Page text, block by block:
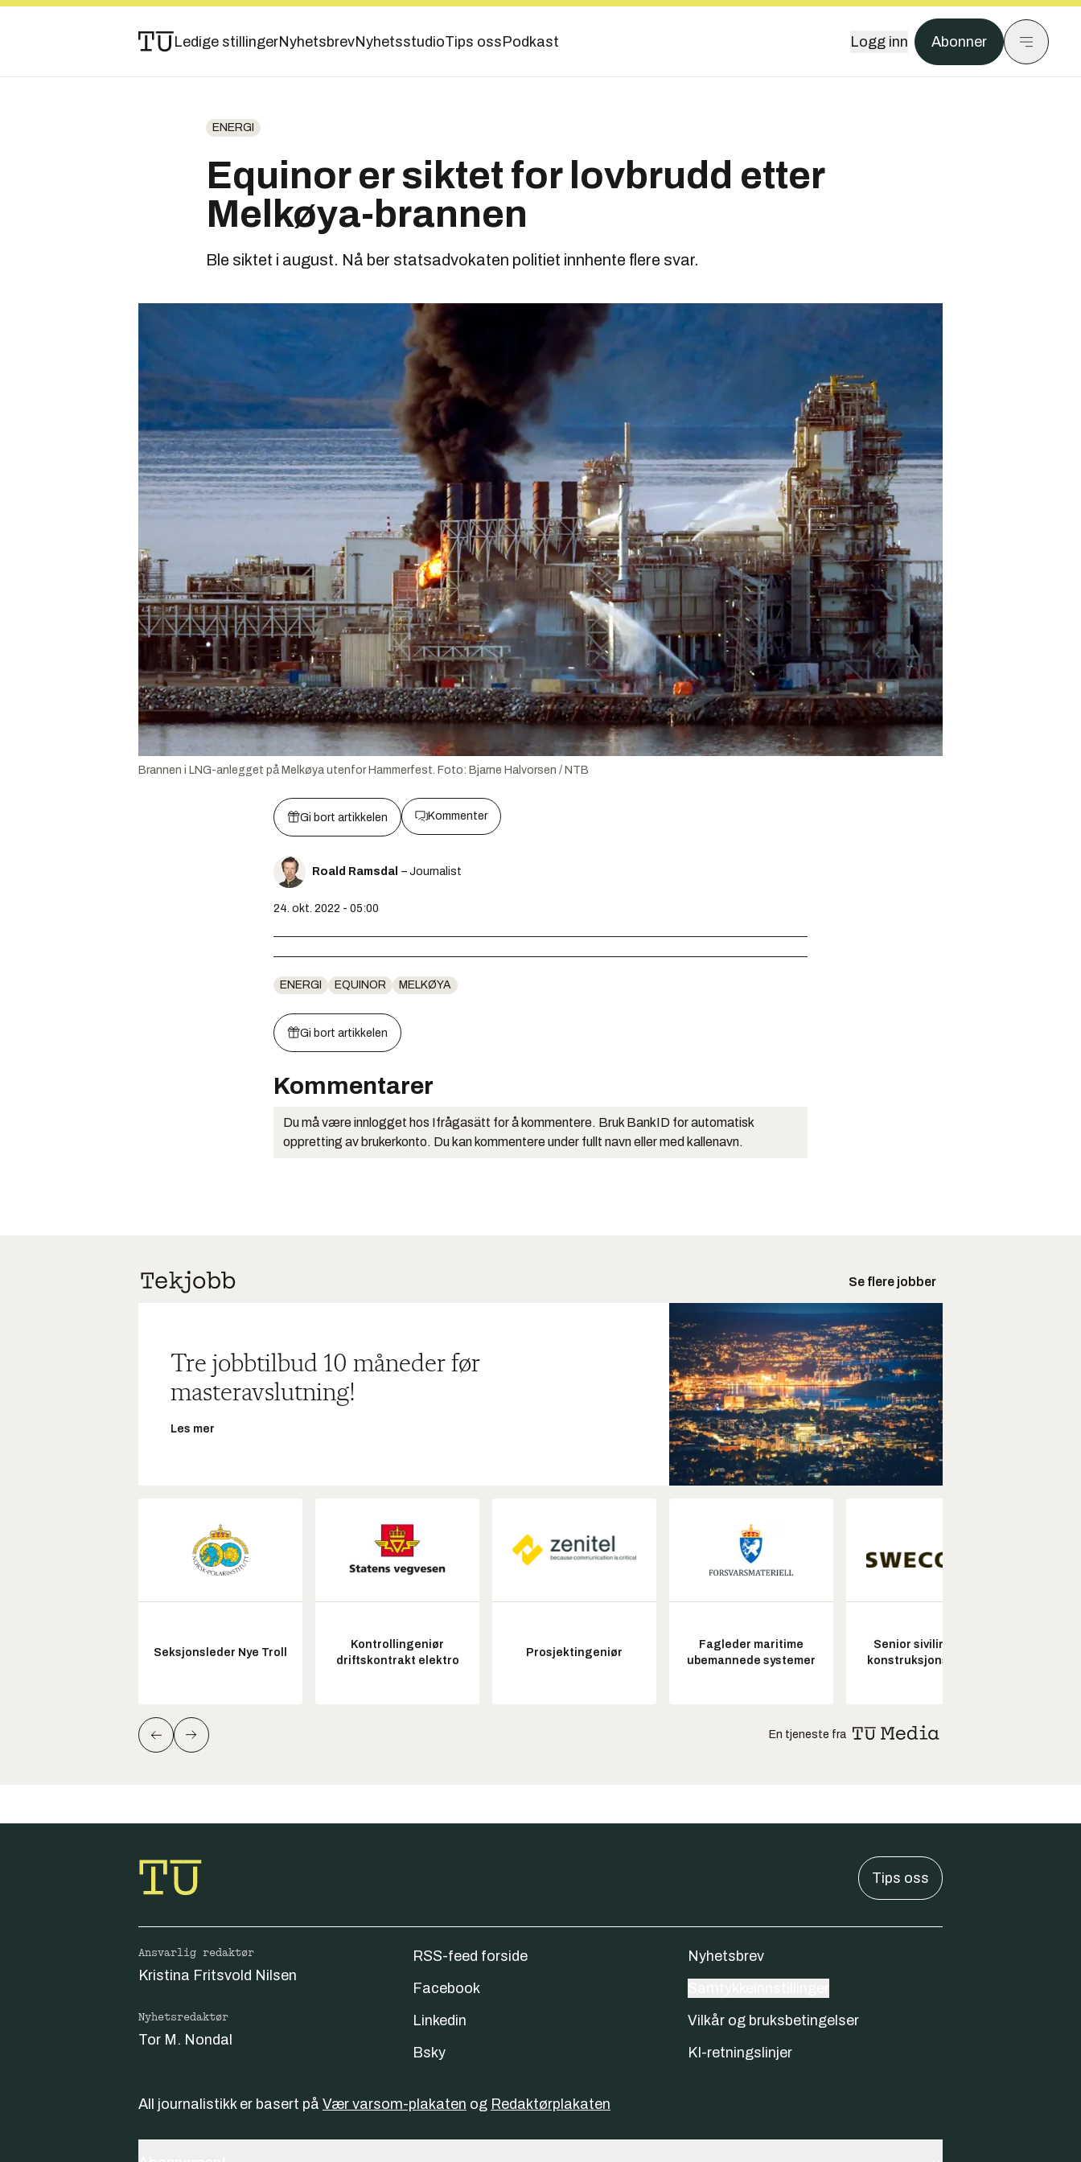
Ledige stillingerNyhetsbrevNyhetsstudioTips oss Podkast Logg inn Abonner
ENERGI
Equinor er siktet for lovbrudd etter
Melkøya-brannen
Ble siktet i august. Nå ber statsadvokaten politiet innhente flere svar.
Brannen i LNG-anlegget på Melkøya utenfor Hammerfest. Foto: Bjarne Halvorsen / NTB
Gi bort artikkelen Kommenter
Roald Ramsdal – Journalist
24. okt. 2022 - 05:00
ENERGI EQUINOR MELKØYA
Gi bort artikkelen
Kommentarer
Du må være innlogget hos Ifrågasätt for å kommentere. Bruk BankID for automatisk
oppretting av brukerkonto. Du kan kommentere under fullt navn eller med kallenavn.
Se flere jobber
Tre jobbtilbud 10 måneder før
masteravslutning!
Les mer
Seksjonsleder Nye Troll
Kontrollingeniør
driftskontrakt elektro
Prosjektingeniør
Fagleder maritime
ubemannede systemer
Senior sivilingeniør
konstruksjonsteknikk
En tjeneste fra
Tips oss
Ansvarlig redaktør
Kristina Fritsvold Nilsen
Nyhetsredaktør
Tor M. Nondal
RSS-feed forside
Facebook
Linkedin
Bsky
Nyhetsbrev
Vilkår og bruksbetingelser
KI-retningslinjer
All journalistikk er basert på Vær varsom-plakaten og Redaktørplakaten